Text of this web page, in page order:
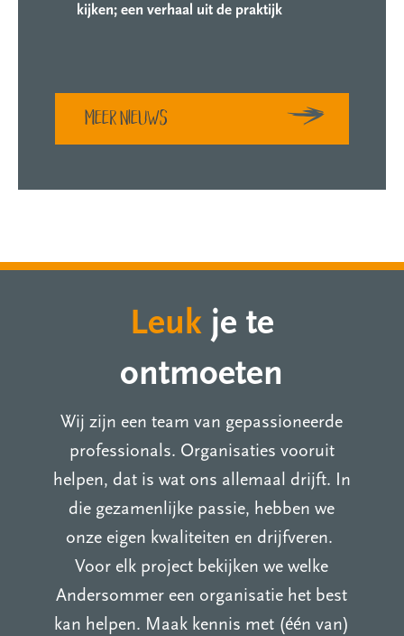
kijken; een verhaal uit de praktijk
Meer nieuws
Leukje te
ontmoeten
Wij zijn een team van gepassioneerde
professionals. Organisaties vooruit
helpen, dat is wat ons allemaal drijft. In
die gezamenlijke passie, hebben we
onze eigen kwaliteiten en drijfveren.
Voor elk project bekijken we welke
Andersommer een organisatie het best
kan helpen. Maak kennis met (één van)